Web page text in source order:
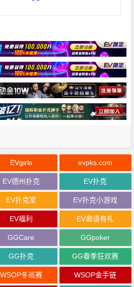
EVgirls evpks.com
EV德州扑克 EV扑克
EV扑克室 EV扑克小游戏
EV福利 EV邀请有礼
GGCare GGpoker
GG扑克 GG春季狂欢赛
WSOP冬巡赛 WSOP金手链